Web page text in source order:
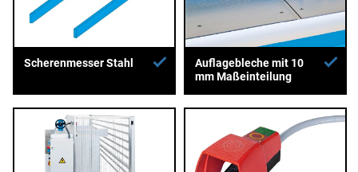
Scherenmesser Stahl
Auflagebleche mit 10
mm Maßeinteilung